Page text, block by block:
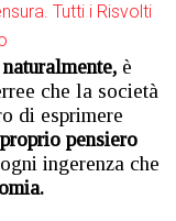
Tutti i Risvolti
è
che la società
di esprimere
pensiero
ingerenza che